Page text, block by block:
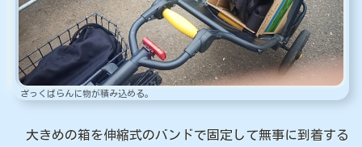
ざっくばらんに物が積み込める。
大きめの箱を伸縮式のバンドで固定して無事に到着する